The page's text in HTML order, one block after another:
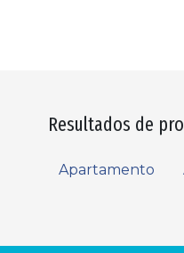
Resultados de
Apartamento